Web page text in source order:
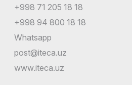
+998 71 205 18 18
+998 94 800 18 18
Whatsapp
post@iteca.uz
www.iteca.uz